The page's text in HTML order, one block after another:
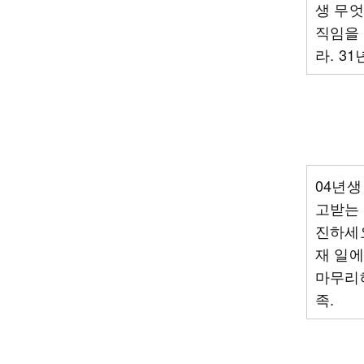
생 무
직임
라. 31
04년
고받
진하
재 일
마무
족.